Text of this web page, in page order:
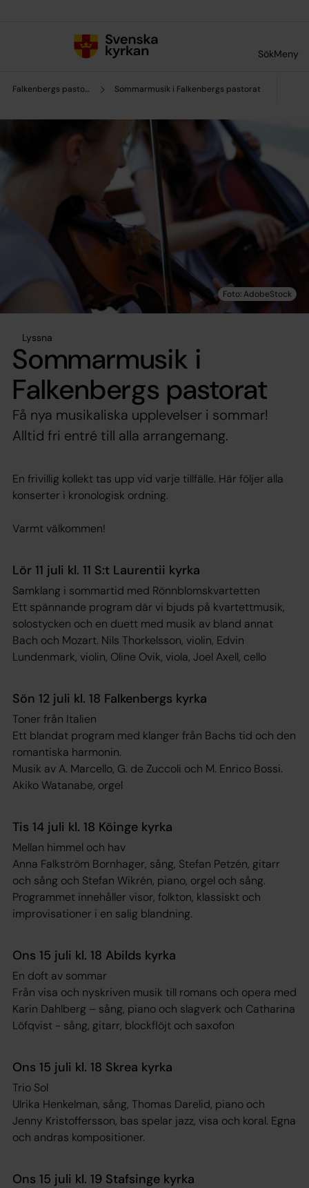
SökMeny
Falkenbergs pastorat Sommarmusik i Falkenbergs pastorat
Lyssna
Sommarmusik i
Falkenbergs pastorat
Få nya musikaliska upplevelser i sommar!
Alltid fri entré till alla arrangemang.
En frivillig kollekt tas upp vid varje tillfälle. Här följer alla
konserter i kronologisk ordning.
Varmt välkommen!
Lör 11 juli kl. 11 S:t Laurentii kyrka
Samklang i sommartid med Rönnblomskvartetten
Ett spännande program där vi bjuds på kvartettmusik,
solostycken och en duett med musik av bland annat
Bach och Mozart. Nils Thorkelsson, violin, Edvin
Lundenmark, violin, Oline Ovik, viola, Joel Axell, cello
Sön 12 juli kl. 18 Falkenbergs kyrka
Toner från Italien
Ett blandat program med klanger från Bachs tid och den
romantiska harmonin.
Musik av A. Marcello, G. de Zuccoli och M. Enrico Bossi.
Akiko Watanabe, orgel
Tis 14 juli kl. 18 Köinge kyrka
Mellan himmel och hav
Anna Falkström Bornhager, sång, Stefan Petzén, gitarr
och sång och Stefan Wikrén, piano, orgel och sång.
Programmet innehåller visor, folkton, klassiskt och
improvisationer i en salig blandning.
Ons 15 juli kl. 18 Abilds kyrka
En doft av sommar
Från visa och nyskriven musik till romans och opera med
Karin Dahlberg – sång, piano och slagverk och Catharina
Löfqvist - sång, gitarr, blockflöjt och saxofon
Ons 15 juli kl. 18 Skrea kyrka
Trio Sol
Ulrika Henkelman, sång, Thomas Darelid, piano och
Jenny Kristoffersson, bas spelar jazz, visa och koral. Egna
och andras kompositioner.
Ons 15 juli kl. 19 Stafsinge kyrka